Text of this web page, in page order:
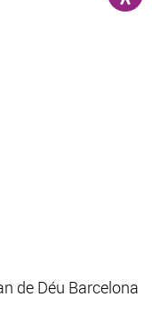
de Déu Barcelona